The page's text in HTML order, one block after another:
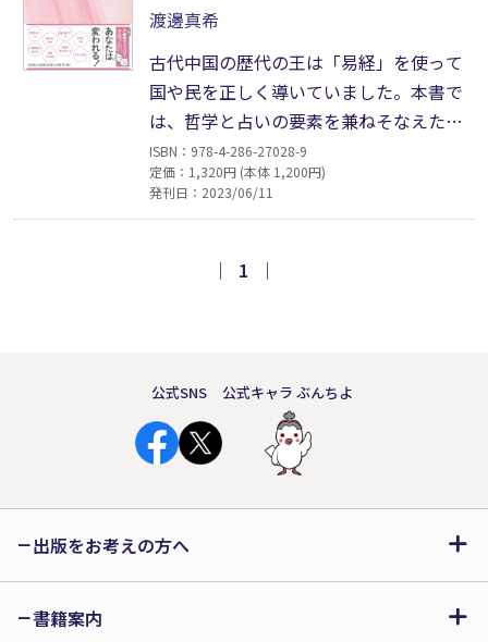
渡邊真希
古代中国の歴代の王は「易経」を使って
国や民を正しく導いていました。本書で
は、哲学と占いの要素を兼ねそなえた東
洋思想の基本「易経」の考えをもとに、
あなたがもっと素敵に輝くため、たとえ
ば、恋愛力がつく／魅力が増す／自信・
る／運をつかめる／自由が手に入る／自
ISBN：978-4-286-27028-9
定価：1,320円 (本体 1,200円)
発刊日：2023/06/11
｜ 1 ｜
公式SNS 公式キャラ ぶんちよ
出版をお考えの方へ
書籍案内